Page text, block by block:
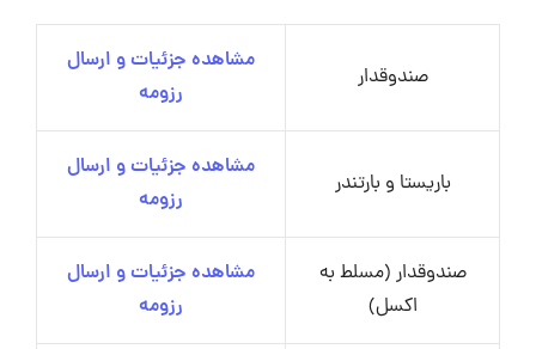
صندوقدار
مشاهده جزئیات و ارسال
رزومه
باریستا و بارتندر
مشاهده جزئیات و ارسال
رزومه
صندوقدار (مسلط به
اکسل)
مشاهده جزئیات و ارسال
رزومه